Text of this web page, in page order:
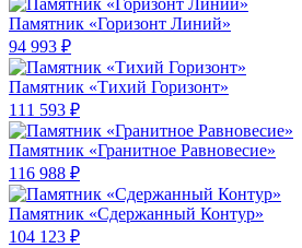
Памятник «Горизонт Линий»
94 993 ₽
Памятник «Тихий Горизонт»
111 593 ₽
Памятник «Гранитное Равновесие»
116 988 ₽
Памятник «Сдержанный Контур»
104 123 ₽